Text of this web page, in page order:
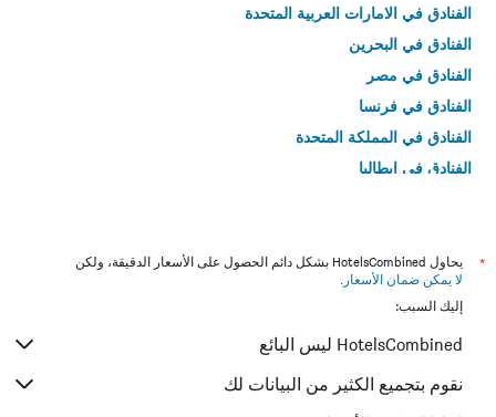
الفنادق في الامارات العربية المتحدة
الفنادق في البحرين
الفنادق في مصر
الفنادق في فرنسا
الفنادق في المملكة المتحدة
الفنادق في إيطاليا
*
يحاول HotelsCombined بشكل دائم الحصول على الأسعار الدقيقة، ولكن
لا يمكن ضمان الأسعار .
إليك السبب:
HotelsCombined ليس البائع
نقوم بتجميع الكثير من البيانات لك